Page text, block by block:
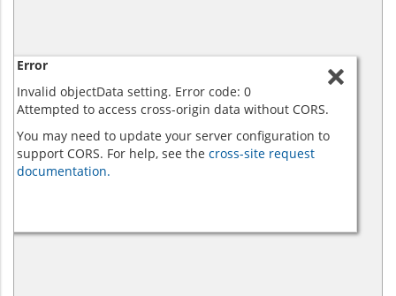
Error
Invalid objectData setting. Error code: 0
Attempted to access cross-origin data without CORS.
You may need to update your server configuration to
support CORS. For help, see the cross-site request
documentation.